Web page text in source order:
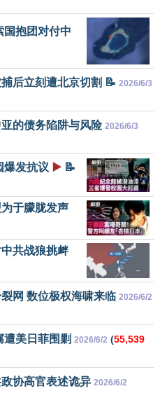
国抱团对付中
后立刻遭北京切割 📝 2026/6/3
的债务陷阱与风险 2026/6/3
爆发抗议 ▶️ 📝
于朦胧发声
共战狼挑衅
网 数位极权海啸来临 2026/6/2
遭美日菲围剿 2026/6/2 (55,539
协高官表述诡异 2026/6/2